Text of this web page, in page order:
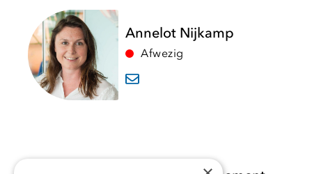
Annelot Nijkamp
Afwezig